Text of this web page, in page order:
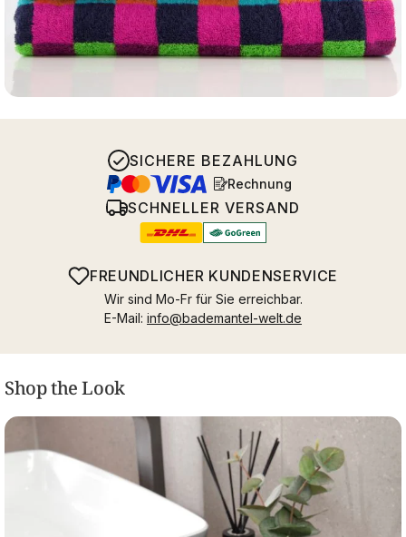
SICHERE BEZAHLUNG
Rechnung
SCHNELLER VERSAND
FREUNDLICHER KUNDENSERVICE
Wir sind Mo-Fr für Sie erreichbar.
E-Mail: info@bademantel-welt.de
Shop the Look